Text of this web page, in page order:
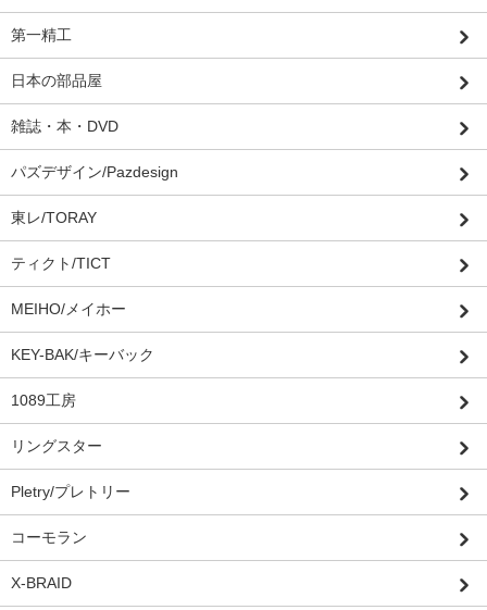
第一精工
日本の部品屋
雑誌・本・DVD
パズデザイン/Pazdesign
東レ/TORAY
ティクト/TICT
MEIHO/メイホー
KEY-BAK/キーバック
1089工房
リングスター
Pletry/プレトリー
コーモラン
X-BRAID